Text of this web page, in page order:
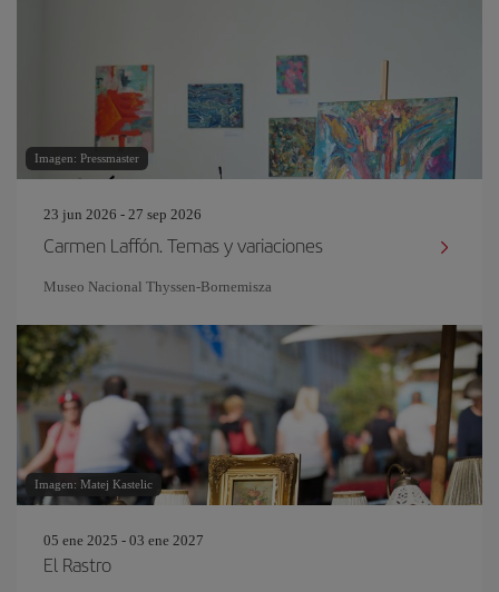
Imagen: Pressmaster
23 jun 2026 - 27 sep 2026
Carmen Laffón. Temas y variaciones
Museo Nacional Thyssen-Bornemisza
Imagen: Matej Kastelic
05 ene 2025 - 03 ene 2027
El Rastro